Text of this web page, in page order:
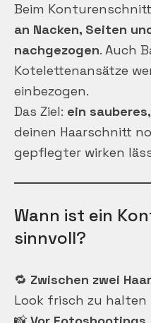
Beim
an Nacken, Seiten
nachgezogen. Auch
Kotelettenansätze
einbezogen.
Das Ziel: ein
deinen Haarschnitt
gepflegter wirken
Wann ist ein
sinnvoll?
🔁 Zwischen zwei
Look frisch zu halten